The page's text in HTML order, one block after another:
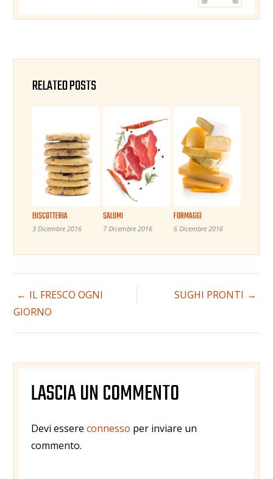
RELATED POSTS
BISCOTTERIA
3 Dicembre 2016
SALUMI
7 Dicembre 2016
FORMAGGI
6 Dicembre 2016
NAVIGAZIONE
ARTICOLI
IL FRESCO OGNI
GIORNO
SUGHI PRONTI
LASCIA UN COMMENTO
Devi essereconnesso per inviare un
commento.